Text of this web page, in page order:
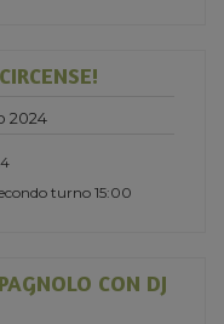
2024
turno 15:00
CON DJ